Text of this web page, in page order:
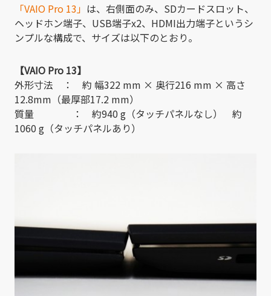
「VAIO Pro 13」 は、右側面のみ、SDカードスロット、
ヘッドホン端子、USB端子x2、HDMI出力端子というシ
ンプルな構成で、サイズは以下のとおり。
【VAIO Pro 13】
外形寸法 ： 約 幅322 mm × 奥行216 mm × 高さ
12.8mm（最厚部17.2 mm）
質量 ： 約940 g（タッチパネルなし） 約
1060 g（タッチパネルあり）